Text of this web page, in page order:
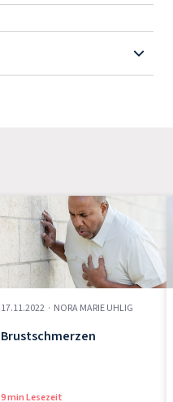
17.11.2022 · NORA MARIE UHLIG
Brustschmerzen
9 min Lesezeit